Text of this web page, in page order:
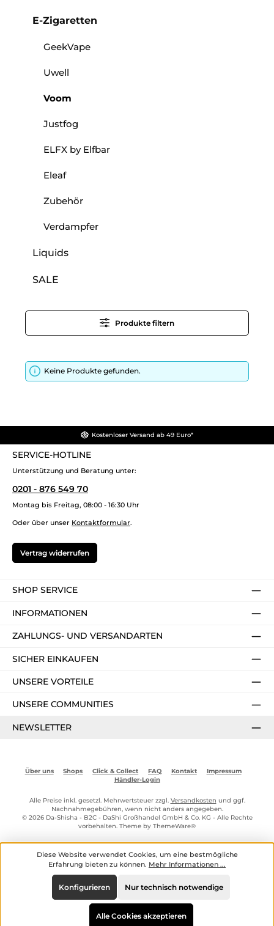
E-Zigaretten
GeekVape
Uwell
Voom
Justfog
ELFX by Elfbar
Eleaf
Zubehör
Verdampfer
Liquids
SALE
Produkte filtern
Keine Produkte gefunden.
Kostenloser Versand ab 49 Euro*
SERVICE-HOTLINE
Unterstützung und Beratung unter:
0201 - 876 549 70
Montag bis Freitag, 08:00 - 16:30 Uhr
Oder über unser Kontaktformular.
Vertrag widerrufen
SHOP SERVICE
INFORMATIONEN
ZAHLUNGS- UND VERSANDARTEN
SICHER EINKAUFEN
UNSERE VORTEILE
UNSERE COMMUNITIES
NEWSLETTER
Über uns Shops Click & Collect FAQ Kontakt
Impressum
Händler-Login
Alle Preise inkl. gesetzl. Mehrwertsteuer zzgl. Versandkosten und ggf.
Nachnahmegebühren, wenn nicht anders angegeben.
© 2026 Da-Shisha - B2C - DaShi Großhandel GmbH & Co. KG - Alle Rechte
vorbehalten. Theme by ThemeWare®
Diese Website verwendet Cookies, um eine bestmögliche
Erfahrung bieten zu können. Mehr Informationen ...
Nur technisch notwendige
Konfigurieren
Alle Cookies akzeptieren